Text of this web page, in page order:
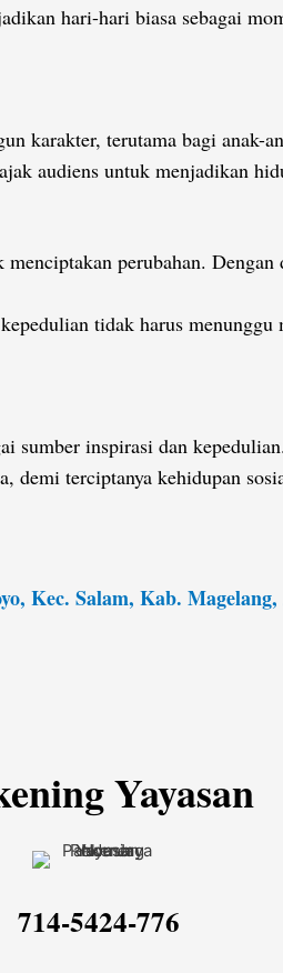
hari-hari biasa sebagai
karakter, terutama bagi anak-
audiens untuk menjadikan
perubahan.
tidak harus
sumber inspirasi dan
demi terciptanya kehidupan
Kec. Salam, Kab. Magelang,
Yayasan
714-5424-776